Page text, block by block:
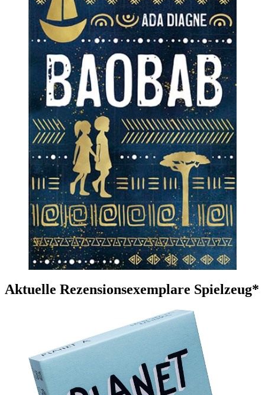
Aktuelle Rezensionsexemplare Spielzeug*